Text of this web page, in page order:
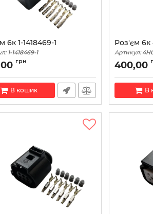
6к 1-1418469-1
1-1418469-1
грн
В кошик
Роз'єм 6к
Артикул:
400,00
В